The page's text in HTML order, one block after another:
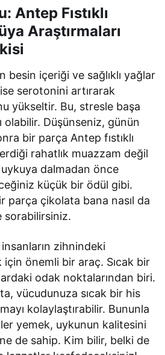
Antep Fıstıklı
Araştırmaları
besin içeriği ve sağlıklı yağlar
serotonini artırarak
yükseltir. Bu, stresle başa
olabilir. Düşünseniz, günün
bir parça Antep fıstıklı
rahatlık muazzam değil
dalmadan önce
küçük bir ödül gibi.
parça çikolata bana nasıl da
sorabilirsiniz.
insanların zihnindeki
için önemli bir araç. Sıcak bir
odak noktalarından biri.
vücudunuza sıcak bir his
kolaylaştırabilir. Bununla
yemek, uykunun kalitesini
de sahip. Kim bilir, belki de